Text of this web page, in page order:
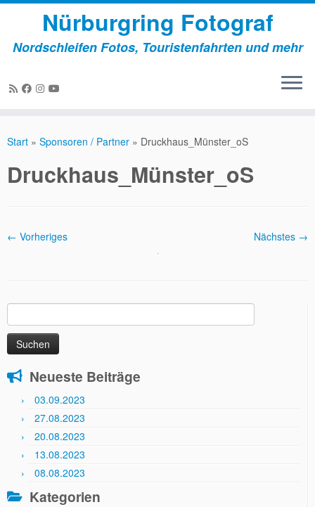
Inhalt
Nürburgring Fotograf
Nordschleifen Fotos, Touristenfahrten und mehr
Start » Sponsoren / Partner » Druckhaus_Münster_oS
Druckhaus_Münster_oS
← Vorheriges Nächstes →
nach:
Neueste Beiträge
03.09.2023
27.08.2023
20.08.2023
13.08.2023
08.08.2023
Kategorien